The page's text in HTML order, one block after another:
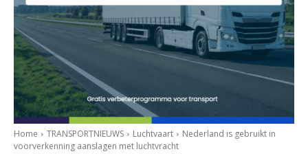
Home TRANSPORTNIEUWS Luchtvaart
Nederland is gebruikt in
voorverkenning aanslagen met luchtvracht